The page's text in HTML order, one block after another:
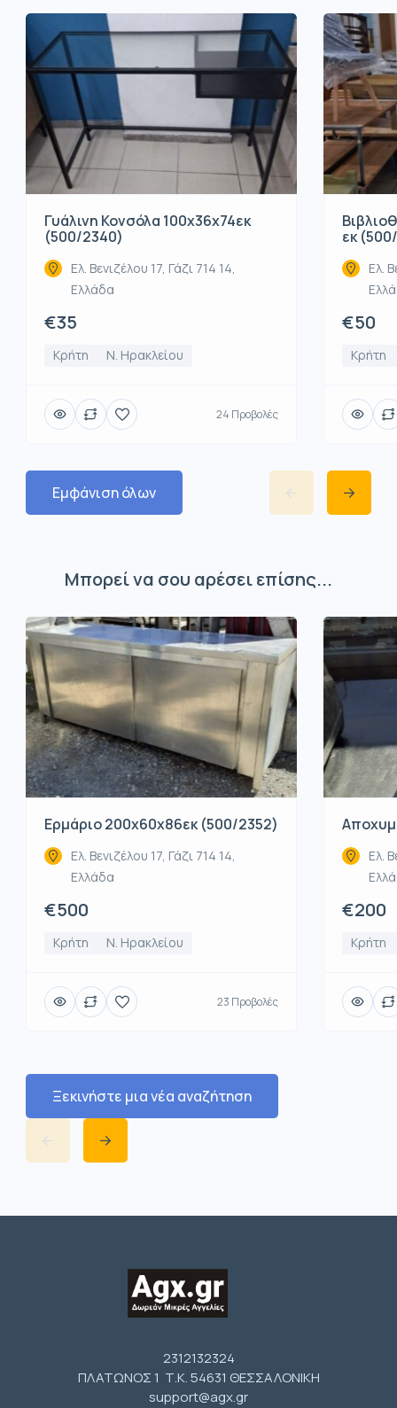
Γυάλινη Κονσόλα 100x36x74εκ
(500/2340)
Ελ. Βενιζέλου 17, Γάζι 714 14,
Ελλάδα
€35
Κρήτη Ν. Ηρακλείου
24 Προβολές
εκ
Ελ.
€50
Κρήτη
Εμφάνιση όλων
Μπορεί να σου αρέσει επίσης...
Ερμάριο 200x60x86εκ (500/2352)
Ελ. Βενιζέλου 17, Γάζι 714 14,
Ελλάδα
€500
Κρήτη Ν. Ηρακλείου
23 Προβολές
Ελ.
€200
Κρήτη
Ξεκινήστε μια νέα αναζήτηση
2312132324
ΠΛΑΤΩΝΟΣ 1 Τ.Κ. 54631 ΘΕΣΣΑΛΟΝΙΚΗ
support@agx.gr